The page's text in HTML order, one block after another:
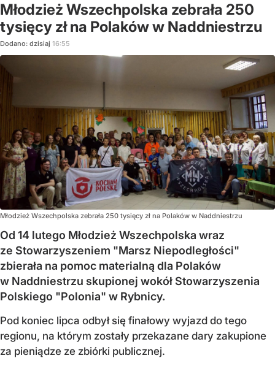
Młodzież Wszechpolska zebrała 250
tysięcy zł na Polaków w Naddniestrzu
Dodano: dzisiaj 16:55
Młodzież Wszechpolska zebrała 250 tysięcy zł na Polaków w Naddniestrzu
Od 14 lutego Młodzież Wszechpolska wraz
ze Stowarzyszeniem "Marsz Niepodległości"
zbierała na pomoc materialną dla Polaków
w Naddniestrzu skupionej wokół Stowarzyszenia
Polskiego "Polonia" w Rybnicy.
Pod koniec lipca odbył się finałowy wyjazd do tego
regionu, na którym zostały przekazane dary zakupione
za pieniądze ze zbiórki publicznej.